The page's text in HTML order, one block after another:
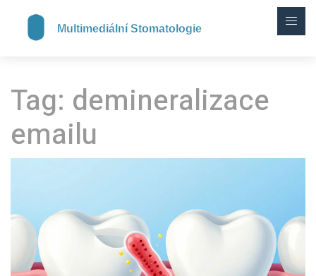
Tag: demineralizace
emailu